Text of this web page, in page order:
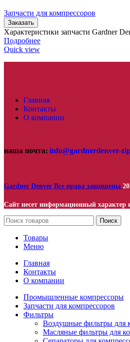
Запчасти для компрессоров
Заказать
Характеристики запчасти Gardner
Подробнее
Quick view
Главная
Контакты
О компании
наша почта: info@gardnerdenver-
Gardner Denver Все права защищены
Сайт несет информационный характер
Поиск
Товары
Меню
Главная
Контакты
О компании
Промышленные компрессоры
Запчасти для компрессоров
Фильтры
Воздушные фильтры для
Масляные фильтры для